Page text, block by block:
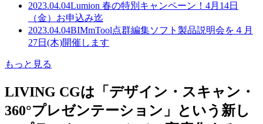
2023.04.04Lumion 春の特別キャンペーン！4月14日
（金）お申込み迄
2023.04.04BIMmTool点群編集ソフト製品説明会を４月
27日(木)開催します
もっと見る
LIVING CGは「デザイン・スキャン・
360°プレゼンテーション」という新し